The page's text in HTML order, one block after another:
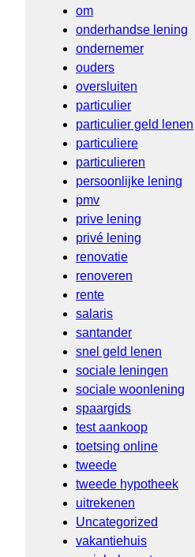
om
onderhandse lening
ondernemer
ouders
oversluiten
particulier
particulier geld lenen
particuliere
particulieren
persoonlijke lening
pmv
prive lening
privé lening
renovatie
renoveren
rente
salaris
santander
snel geld lenen
sociale leningen
sociale woonlening
spaargids
test aankoop
toetsing online
tweede
tweede hypotheek
uitrekenen
Uncategorized
vakantiehuis